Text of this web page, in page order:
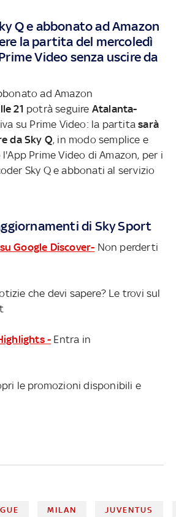
Q e abbonato ad Amazon
la partita del mercoledì
Video senza uscire da
ad Amazon
21 potrà seguire Atalanta-
su Prime Video: la partitasarà
da Sky Q, in modo semplice e
Prime Video di Amazon, per i
Sky Q e abbonati al servizio
di Sky Sport
Google Discover- Non perderti
che devi sapere? Le trovi sul
- Entra in
le promozioni disponibili e
MILAN JUVENTUS